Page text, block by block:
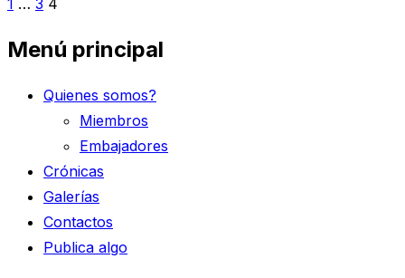
Paginación
de
entradas
1 … 3 4
Menú principal
Quienes somos?
Miembros
Embajadores
Crónicas
Galerías
Contactos
Publica algo